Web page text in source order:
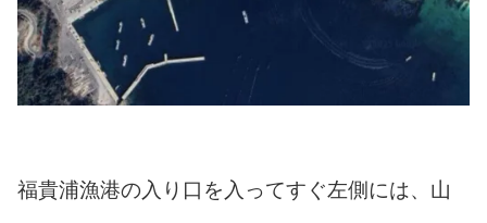
福貴浦漁港の入り口を入ってすぐ左側には、山